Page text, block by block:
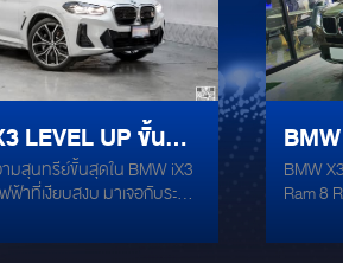
LEVEL UP ขั้นสุด
ระดับโลก
ามสุนทรีย์ขั้นสุดใน BMW iX3
ฟ้าที่เงียบสงบ มาเจอกับระบบ
ดสุด! คันนี้อัปเกรดระบบหล่อ
แอน
BMW X3
Ram 8
---- สเปคโดย